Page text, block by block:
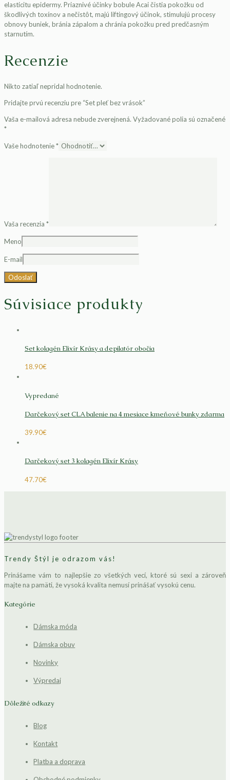
elasticitu epidermy. Priaznivé účinky bobule Acai čistia pokožku od
škodlivých toxínov a nečistôt, majú liftingový účinok, stimulujú procesy
obnovy buniek, bránia zápalom a chránia pokožku pred predčasným
starnutím.
Recenzie
Nikto zatiaľ nepridal hodnotenie.
Pridajte prvú recenziu pre “Set pleť bez vrások”
Vaša e-mailová adresa nebude zverejnená. Vyžadované polia sú označené
*
Vaše hodnotenie*
Vaša recenzia *
Meno
E-mail
Súvisiace produkty
Set kolagén Elixír Krásy a depilatór obočia
18.90€
Vypredané
Darčekový set CLA balenie na 4 mesiace kmeňové bunky zdarma
39.90€
Darčekový set 3 kolagén Elixír Krásy
47.70€
Trendy Štýl je odrazom vás!
Prinášame vám to najlepšie zo všetkých vecí, ktoré sú sexi a zároveň
majte na pamäti, že vysoká kvalita nemusí prinášať vysokú cenu.
Kategórie
Dámska móda
Dámska obuv
Novinky
Výpredaj
Dôležité odkazy
Blog
Kontakt
Platba a doprava